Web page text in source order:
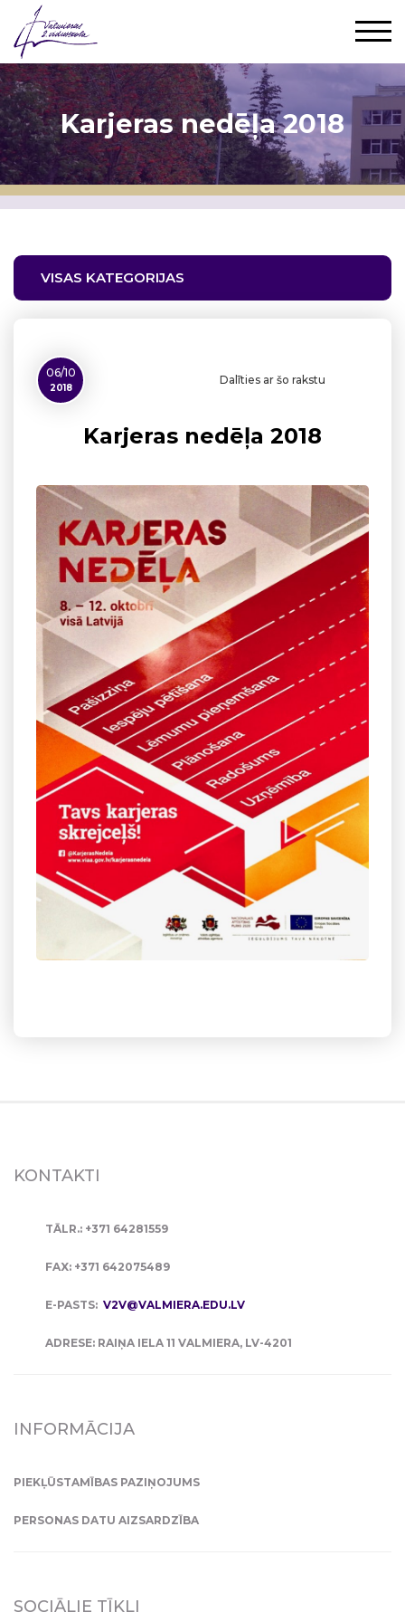
Karjeras nedēļa 2018
VISAS KATEGORIJAS
06/10
2018
Dalīties ar šo rakstu
Karjeras nedēļa 2018
KONTAKTI
TĀLR.: +371 64281559
FAX: +371 642075489
E-PASTS: V2V@VALMIERA.EDU.LV
ADRESE: RAIŅA IELA 11 VALMIERA, LV-4201
INFORMĀCIJA
PIEKĻŪSTAMĪBAS PAZIŅOJUMS
PERSONAS DATU AIZSARDZĪBA
SOCIĀLIE TĪKLI